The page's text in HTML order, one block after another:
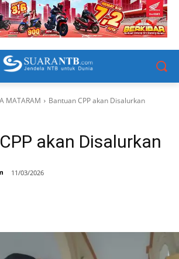
MATARAM Bantuan CPP akan Disalurkan
akan Disalurkan
11/03/2026